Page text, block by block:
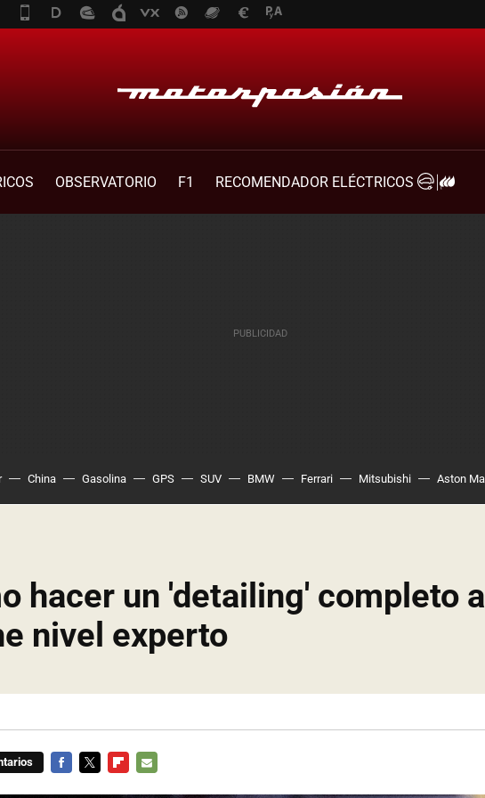
OBSERVATORIO F1
RECOMENDADOR ELÉCTRICOS
China Gasolina GPS SUV BMW Ferrari Mitsubishi Aston
hacer un 'detailing' completo al
nivel experto